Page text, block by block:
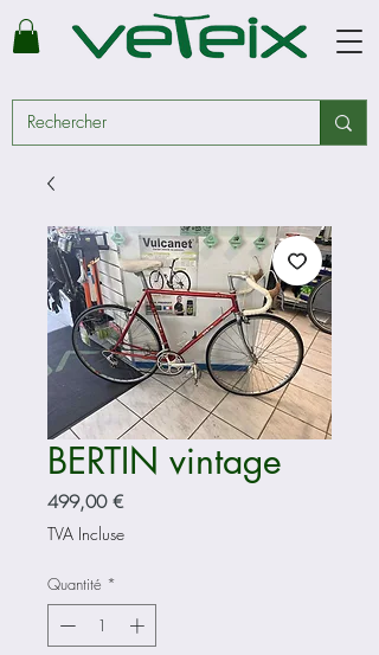
BERTIN vintage
499,00 €Prix
TVA Incluse
Quantité *